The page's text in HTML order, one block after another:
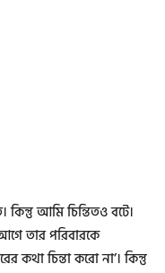
আমি চিন্তিতও বটে।
তার পরিবারকে
কথা চিন্তা করো না’। কিন্তু